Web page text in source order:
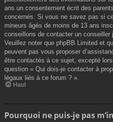
ans un consentement écrit des
concernés. Si vous ne savez pas si
mineurs âgés de moins de 13 ans
conseillons de contacter un conseiller
Veuillez noter que phpBB Limited et
peuvent pas vous proposer
être contactés à ce sujet, excepté
question « Qui dois-je contacter à
légaux liés à ce forum ? ».
Haut
Pourquoi ne puis-je pas